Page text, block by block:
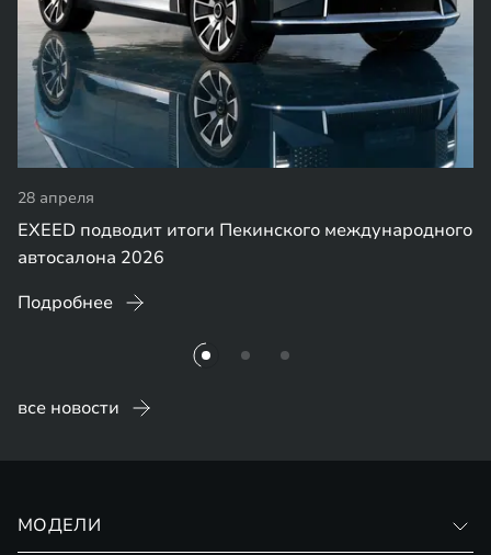
28 апреля
EXEED подводит итоги Пекинского международного
автосалона 2026
Подробнее
все новости
МОДЕЛИ